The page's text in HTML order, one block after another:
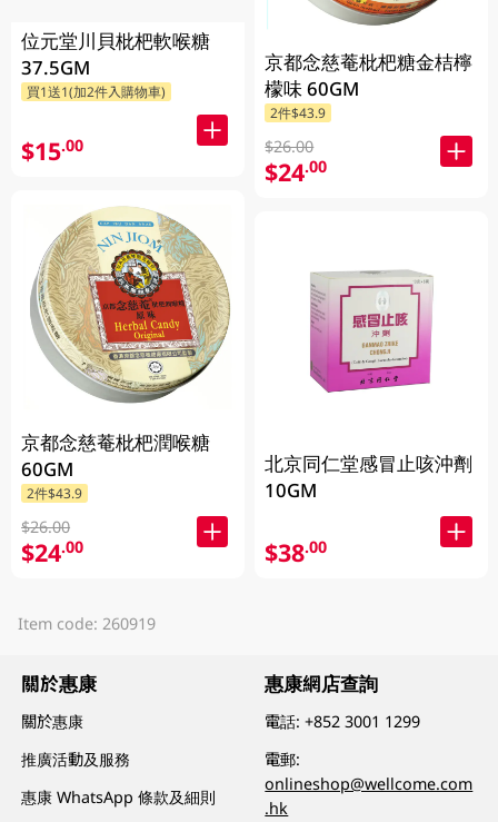
位元堂川貝枇杷軟喉糖
37.5GM
買1送1(加2件入購物車)
$15.00
京都念慈菴枇杷潤喉糖
60GM
2件$43.9
$26.00
$24.00
京都念慈菴枇杷糖金桔檸
檬味 60GM
2件$43.9
$26.00
$24.00
北京同仁堂感冒止咳沖劑
10GM
$38.00
Item code: 260919
關於惠康
關於惠康
推廣活動及服務
惠康 WhatsApp 條款及細則
惠康網店查詢
電話:+852 3001 1299
電郵:
onlineshop@wellcome.com
.hk